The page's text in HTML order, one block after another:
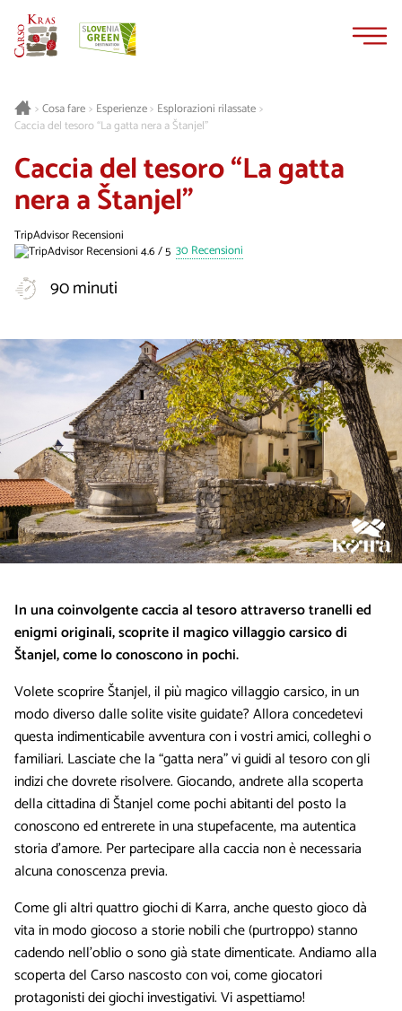
>Cosa fare> Esperienze> Esplorazioni rilassate>
Caccia del tesoro “La gatta nera a Štanjel”
Caccia del tesoro “La gatta
nera a Štanjel”
TripAdvisor Recensioni
30 Recensioni
90 minuti
In una coinvolgente caccia al tesoro attraverso tranelli ed
enigmi originali, scoprite il magico villaggio carsico di
Štanjel, come lo conoscono in pochi.
Volete scoprire Štanjel, il più magico villaggio carsico, in un
modo diverso dalle solite visite guidate? Allora concedetevi
questa indimenticabile avventura con i vostri amici, colleghi o
familiari. Lasciate che la “gatta nera” vi guidi al tesoro con gli
indizi che dovrete risolvere. Giocando, andrete alla scoperta
della cittadina di Štanjel come pochi abitanti del posto la
conoscono ed entrerete in una stupefacente, ma autentica
storia d’amore. Per partecipare alla caccia non è necessaria
alcuna conoscenza previa.
Come gli altri quattro giochi di Karra, anche questo gioco dà
vita in modo giocoso a storie nobili che (purtroppo) stanno
cadendo nell'oblio o sono già state dimenticate. Andiamo alla
scoperta del Carso nascosto con voi, come giocatori
protagonisti dei giochi investigativi. Vi aspettiamo!